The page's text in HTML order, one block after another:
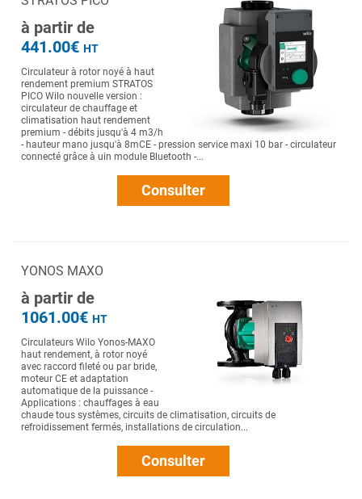
à partir de
441.00€ HT
Circulateur à rotor noyé à haut
rendement premium STRATOS
PICO Wilo nouvelle version :
circulateur de chauffage et
climatisation haut rendement
premium - débits jusqu'à 4 m3/h
- hauteur mano jusqu'à 8mCE - pression service maxi 10 bar - circulateur
connecté grâce à uin module Bluetooth -...
Consulter
YONOS MAXO
à partir de
1061.00€ HT
Circulateurs Wilo Yonos-MAXO
haut rendement, à rotor noyé
avec raccord fileté ou par bride,
moteur CE et adaptation
automatique de la puissance -
Applications : chauffages à eau
chaude tous systèmes, circuits de climatisation, circuits de
refroidissement fermés, installations de circulation...
Consulter